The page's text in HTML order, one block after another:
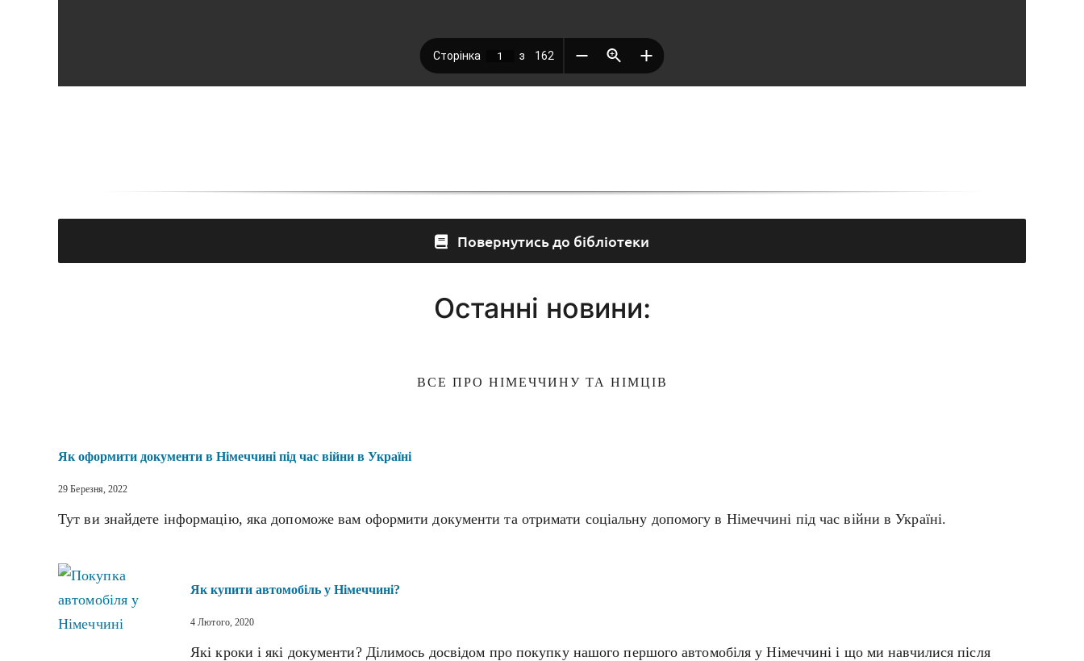
Повернутись до бібліотеки
Останні новини:
ВСЕ ПРО НІМЕЧЧИНУ ТА НІМЦІВ
Як оформити документи в Німеччині під час війни в Україні
29 Березня, 2022
Тут ви знайдете інформацію, яка допоможе вам оформити документи та отримати соціальну допомогу в Німеччині під час війни в Україні.
Як купити автомобіль у Німеччині?
4 Лютого, 2020
Які кроки і які документи? Ділимось досвідом про покупку нашого першого автомобіля у Німеччині і що ми навчилися після